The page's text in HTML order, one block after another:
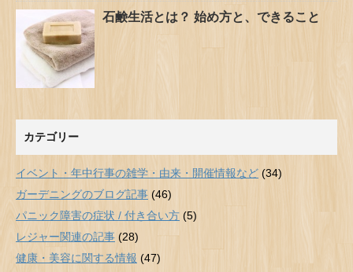
石鹸生活とは？ 始め方と、できること
カテゴリー
イベント・年中行事の雑学・由来・開催情報など (34)
ガーデニングのブログ記事 (46)
パニック障害の症状 / 付き合い方 (5)
レジャー関連の記事 (28)
健康・美容に関する情報 (47)